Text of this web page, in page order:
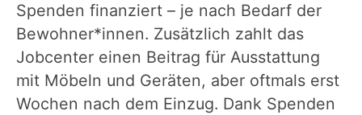
Spenden finanziert – je nach Bedarf der
Bewohner*innen. Zusätzlich zahlt das
Jobcenter einen Beitrag für Ausstattung
mit Möbeln und Geräten, aber oftmals erst
Wochen nach dem Einzug. Dank Spenden